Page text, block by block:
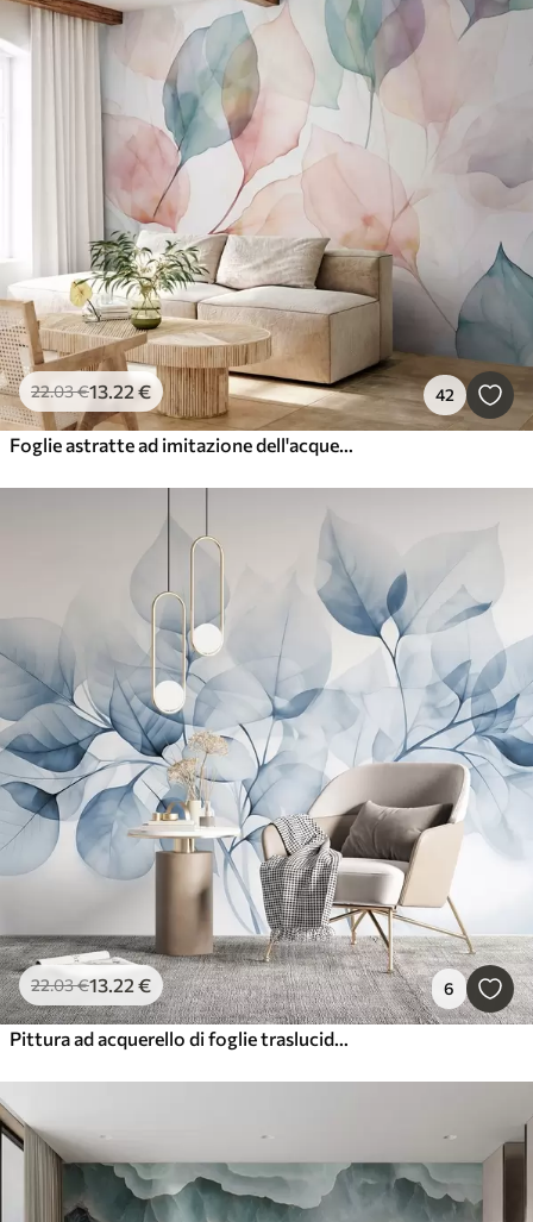
22.03€13.22€ 42
Foglie astratte ad imitazione dell'acquerello
22.03€13.22 € 6
Pittura ad acquerello di foglie traslucide in colori pastello, con sfumature di bianco e blu